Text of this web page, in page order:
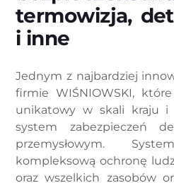
termowizja,
i inne
Jednym z najbardziej
firmie WIŚNIOWSKI,
unikatowy w skali kraju i
system zabezpieczeń
przemysłowym.
kompleksową ochronę
oraz wszelkich zasobów